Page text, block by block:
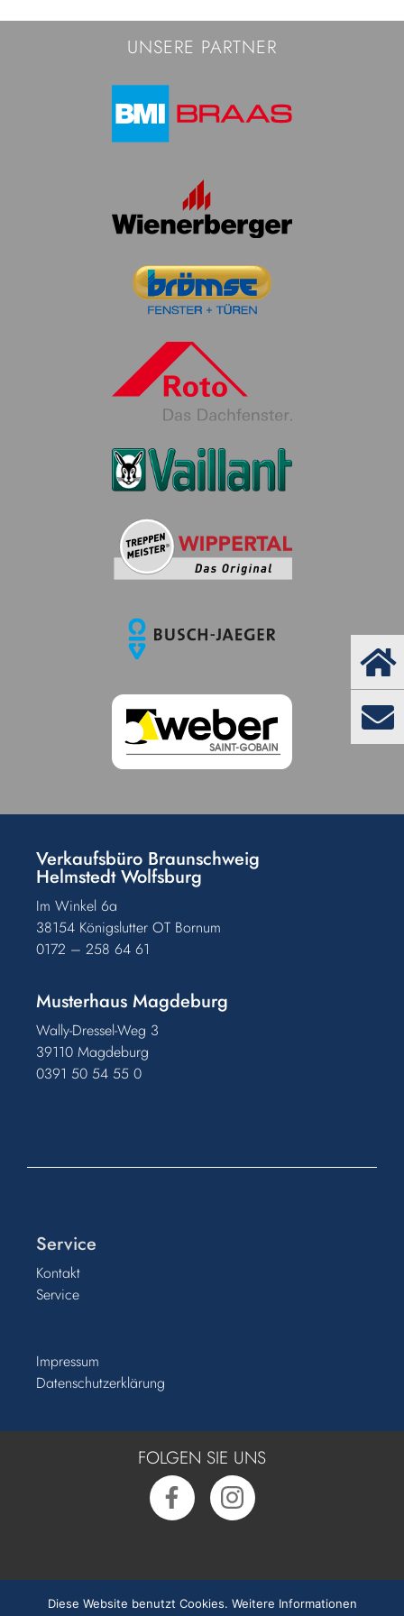
Rufen Sie uns an:0391 50 54 55 0
UNSERE PARTNER
Verkaufsbüro Braunschweig
Helmstedt Wolfsburg
Im Winkel 6a
38154 Königslutter OT Bornum
0172 – 258 64 61
Musterhaus Magdeburg
Wally-Dressel-Weg 3
39110 Magdeburg
0391 50 54 55 0
Service
Kontakt
Service
Impressum
Datenschutzerklärung
FOLGEN SIE UNS
Diese Website benutzt Cookies. Weitere Informationen